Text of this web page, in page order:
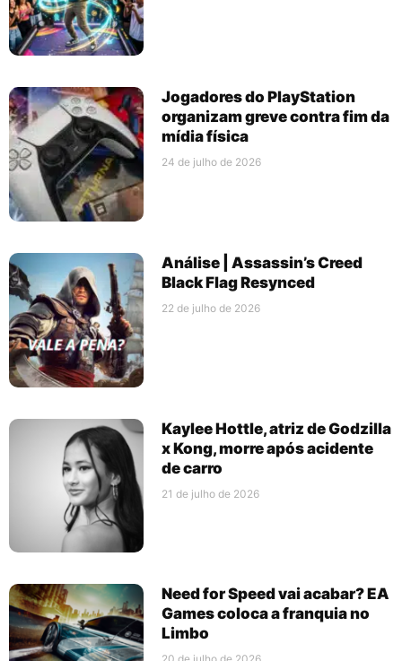
Jogadores do PlayStation
organizam greve contra fim da
mídia física
24 de julho de 2026
Análise | Assassin’s Creed
Black Flag Resynced
22 de julho de 2026
Kaylee Hottle, atriz de Godzilla
x Kong, morre após acidente
de carro
21 de julho de 2026
Need for Speed vai acabar? EA
Games coloca a franquia no
Limbo